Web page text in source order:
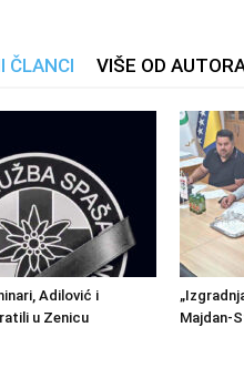
ČLANCI VIŠE OD
Adilović i
u Zenicu
Majdan-